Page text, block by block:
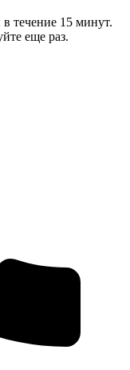
течение 15 минут.
еще раз.